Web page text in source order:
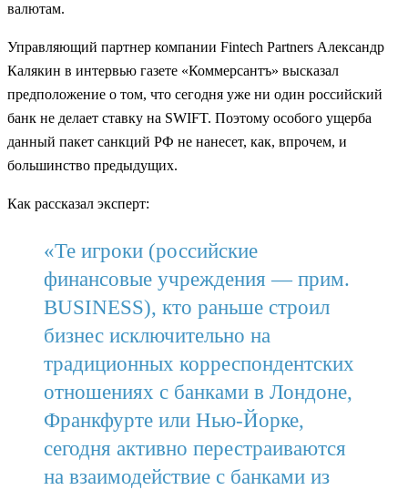
валютам.
Управляющий партнер компании Fintech Partners Александр
Калякин в интервью газете «Коммерсантъ» высказал
предположение о том, что сегодня уже ни один российский
банк не делает ставку на SWIFT. Поэтому особого ущерба
данный пакет санкций РФ не нанесет, как, впрочем, и
большинство предыдущих.
Как рассказал эксперт:
«Те игроки (российские
финансовые учреждения — прим.
BUSINESS), кто раньше строил
бизнес исключительно на
традиционных корреспондентских
отношениях с банками в Лондоне,
Франкфурте или Нью-Йорке,
сегодня активно перестраиваются
на взаимодействие с банками из